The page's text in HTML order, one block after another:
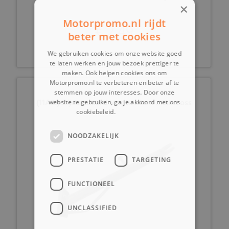
€ 2,49
(11A3f) Zijstandaard lengte 23cm mini cross
×
Motorpromo.nl rijdt
beter met cookies
We gebruiken cookies om onze website goed
te laten werken en jouw bezoek prettiger te
maken. Ook helpen cookies ons om
Motorpromo.nl te verbeteren en beter af te
stemmen op jouw interesses. Door onze
website te gebruiken, ga je akkoord met ons
cookiebeleid.
NOODZAKELIJK
PRESTATIE TARGETING
FUNCTIONEEL
UNCLASSIFIED